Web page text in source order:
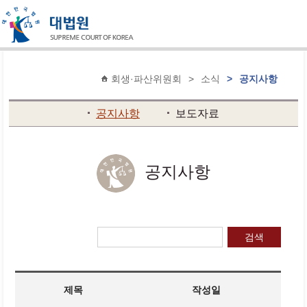
회생·파산위원회 > 소식 > 공지사항
공지사항 보도자료
공지사항
검색
제목 작성일